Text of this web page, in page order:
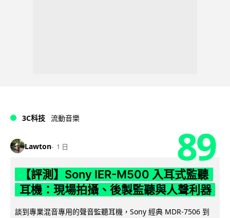
3C科技 流動音樂
Lawton 1 日 89
【評測】Sony IER-M500 入耳式監聽
耳機：現場拍攝、後製監聽與人聲利器
談到專業混音專用的聲音監聽耳機，Sony 經典 MDR-7506 到